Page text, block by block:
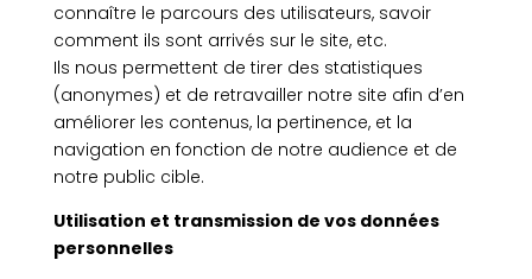
connaître le parcours des utilisateurs, savoir
comment ils sont arrivés sur le site, etc.
Ils nous permettent de tirer des statistiques
(anonymes) et de retravailler notre site afin d’en
améliorer les contenus, la pertinence, et la
navigation en fonction de notre audience et de
notre public cible.
Utilisation et transmission de vos données
personnelles